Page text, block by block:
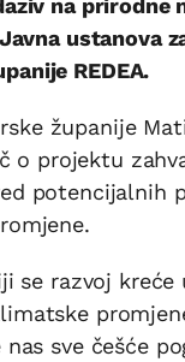
na prirodne
ustanova
REDEA.
županije
o projektu
potencijalnih
se razvoj kreće
sve češće